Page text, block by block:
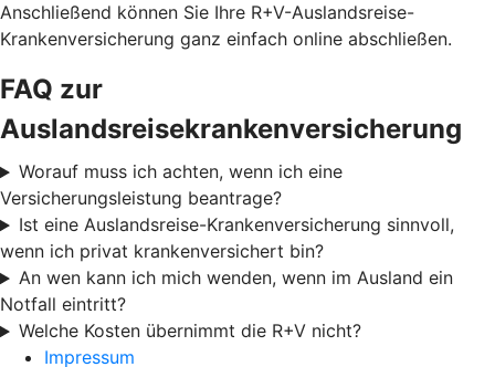
Anschließend können Sie Ihre R+V-Auslandsreise-
Krankenversicherung ganz einfach online abschließen.
FAQ zur
Auslandsreisekrankenversicherung
Worauf muss ich achten, wenn ich eine
Versicherungsleistung beantrage?
Ist eine Auslandsreise-Krankenversicherung sinnvoll,
wenn ich privat krankenversichert bin?
An wen kann ich mich wenden, wenn im Ausland ein
Notfall eintritt?
Welche Kosten übernimmt die R+V nicht?
Impressum